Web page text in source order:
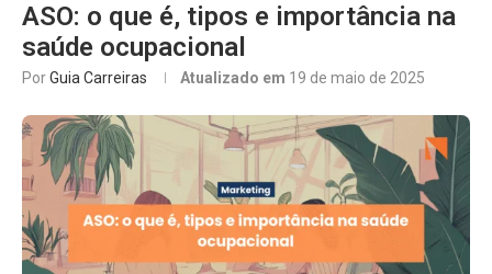
ASO: o que é, tipos e importância na
saúde ocupacional
PorGuia Carreiras Atualizado em 19 de maio de 2025